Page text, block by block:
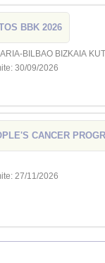
BBK 2026
BILBAO BIZKAIA
Fecha límite: 30/09/2026
CANCER
Fecha límite: 27/11/2026